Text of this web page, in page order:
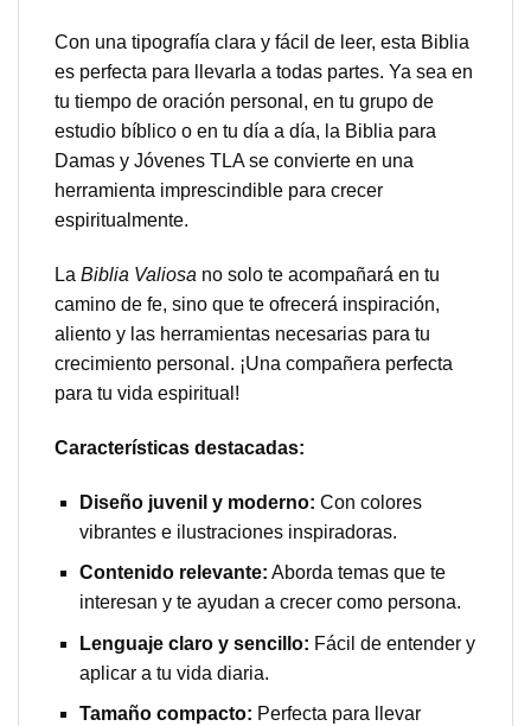
Con una tipografía clara y fácil de leer, esta Biblia
es perfecta para llevarla a todas partes. Ya sea en
tu tiempo de oración personal, en tu grupo de
estudio bíblico o en tu día a día, la Biblia para
Damas y Jóvenes TLA se convierte en una
herramienta imprescindible para crecer
espiritualmente.
La Biblia Valiosa no solo te acompañará en tu
camino de fe, sino que te ofrecerá inspiración,
aliento y las herramientas necesarias para tu
crecimiento personal. ¡Una compañera perfecta
para tu vida espiritual!
Características destacadas:
Diseño juvenil y moderno: Con colores
vibrantes e ilustraciones inspiradoras.
Contenido relevante: Aborda temas que te
interesan y te ayudan a crecer como persona.
Lenguaje claro y sencillo: Fácil de entender y
aplicar a tu vida diaria.
Tamaño compacto: Perfecta para llevar